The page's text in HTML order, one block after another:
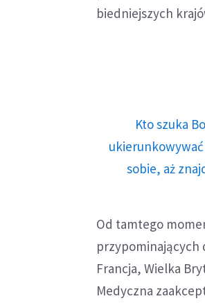
biedniejszych
Kto szuka
sobie, aż
Od tamtego
przypominających
Francja, Wielka
Medyczna